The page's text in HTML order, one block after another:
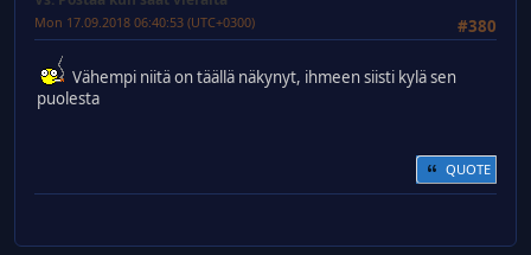
#380
Mon 17.09.2018 06:40:53 (UTC+0300)
Vähempi niitä on täällä näkynyt, ihmeen siisti kylä sen
puolesta
QUOTE